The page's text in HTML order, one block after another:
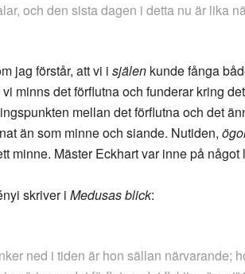
och den sista dagen i detta nu är lika
jag förstår, att vi i själen kunde fånga
minns det förflutna och funderar kring
mellan det förflutna och det
än som minne och siande. Nutiden,
minne. Mäster Eckhart var inne på något
skriver i Medusas blick:
ned i tiden är hon sällan närvarande;